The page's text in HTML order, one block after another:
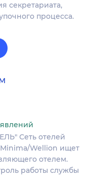
секретариата,
процесса.
Сеть отелей
Wellion ищет
отелем.
работы службы